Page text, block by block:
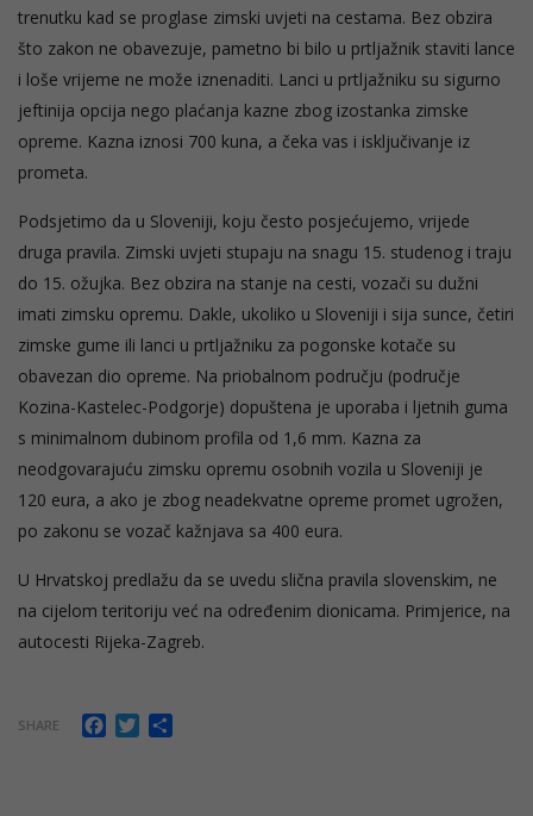
trenutku kad se proglase zimski uvjeti na cestama. Bez obzira
što zakon ne obavezuje, pametno bi bilo u prtljažnik staviti lance
i loše vrijeme ne može iznenaditi. Lanci u prtljažniku su sigurno
jeftinija opcija nego plaćanja kazne zbog izostanka zimske
opreme. Kazna iznosi 700 kuna, a čeka vas i isključivanje iz
prometa.
Podsjetimo da u Sloveniji, koju često posjećujemo, vrijede
druga pravila. Zimski uvjeti stupaju na snagu 15. studenog i traju
do 15. ožujka. Bez obzira na stanje na cesti, vozači su dužni
imati zimsku opremu. Dakle, ukoliko u Sloveniji i sija sunce, četiri
zimske gume ili lanci u prtljažniku za pogonske kotače su
obavezan dio opreme. Na priobalnom području (područje
Kozina-Kastelec-Podgorje) dopuštena je uporaba i ljetnih guma
s minimalnom dubinom profila od 1,6 mm. Kazna za
neodgovarajuću zimsku opremu osobnih vozila u Sloveniji je
120 eura, a ako je zbog neadekvatne opreme promet ugrožen,
po zakonu se vozač kažnjava sa 400 eura.
U Hrvatskoj predlažu da se uvedu slična pravila slovenskim, ne
na cijelom teritoriju već na određenim dionicama. Primjerice, na
autocesti Rijeka-Zagreb.
SHARE Facebook
Twitter